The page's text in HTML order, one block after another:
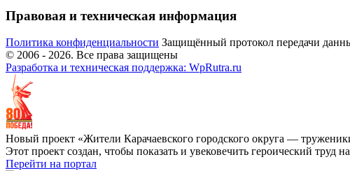
Правовая и техническая информация
Политика конфиденциальности Защищённый протокол передачи
© 2006 - 2026. Все права защищены
Разработка и техническая поддержка: WpRutra.ru
Новый проект «Жители Карачаевского городского округа —
Этот проект создан, чтобы показать и увековечить героический
Перейти на портал